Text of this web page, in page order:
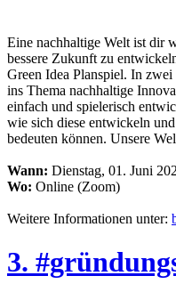
Eine nachhaltige Welt ist dir
bessere Zukunft zu
Green Idea Planspiel. In
ins Thema nachhaltige
einfach und spielerisch
wie sich diese entwickeln
bedeuten können. Unsere
Wann: Dienstag, 01. Juni
Wo: Online (Zoom)
Weitere Informationen unter:
3.